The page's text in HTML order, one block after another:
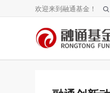
欢迎来到融通基金！